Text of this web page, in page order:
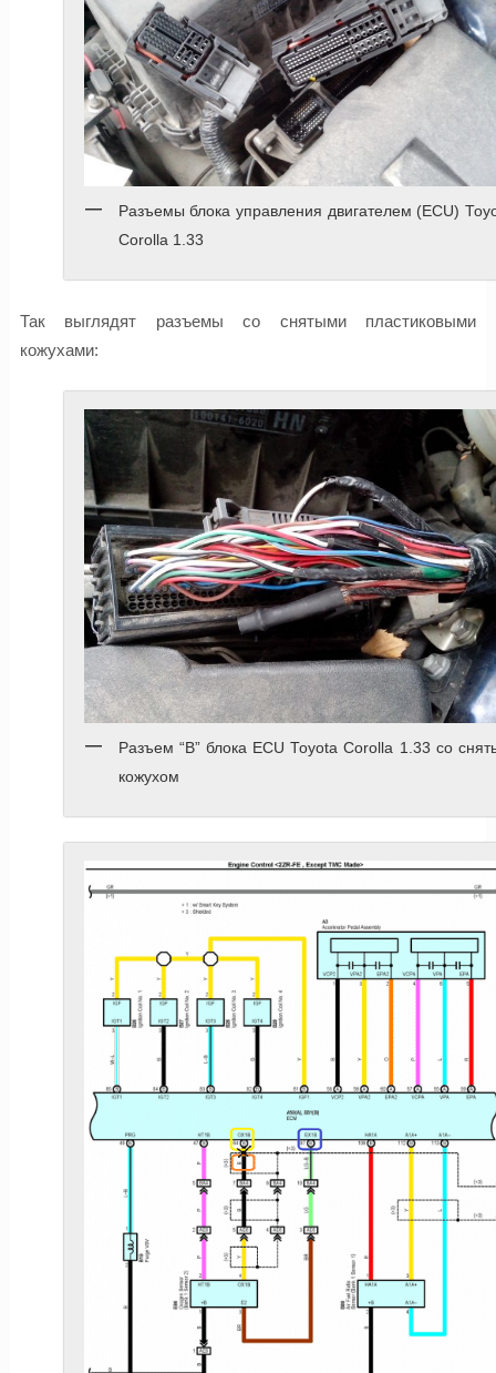
Разъемы блока управления двигателем (ECU)
Corolla 1.33
Так выглядят разъемы со снятыми пластиковыми
кожухами:
Разъем “B” блока ECU Toyota Corolla 1.33 со
кожухом